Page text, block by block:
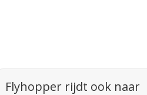
Flyhopper rijdt ook naar